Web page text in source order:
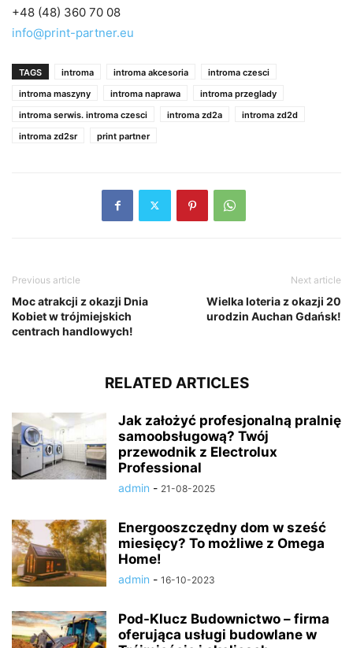
+48 (48) 360 70 08
info@print-partner.eu
TAGS introma introma akcesoria
introma czesci
introma maszyny
introma naprawa
introma przeglady
introma serwis. introma czesci
introma zd2a
introma zd2d
introma zd2sr
print partner
Previous article
Moc atrakcji z okazji Dnia
Kobiet w trójmiejskich
centrach handlowych!
Next article
Wielka loteria z okazji 20
urodzin Auchan Gdańsk!
RELATED ARTICLES
Jak założyć profesjonalną pralnię
samoobsługową? Twój
przewodnik z Electrolux
Professional
admin - 21-08-2025
Energooszczędny dom w sześć
miesięcy? To możliwe z Omega
Home!
admin - 16-10-2023
Pod-Klucz Budownictwo – firma
oferująca usługi budowlane w